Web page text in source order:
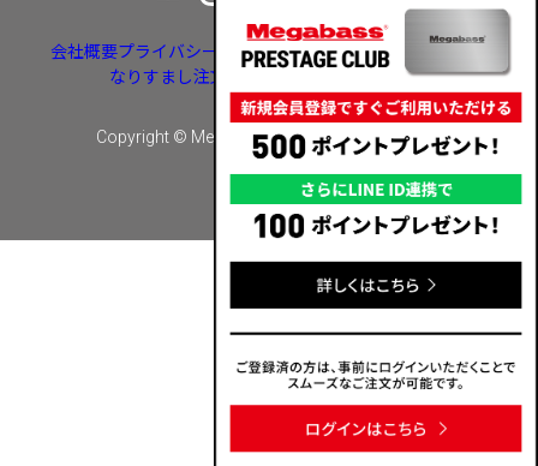
カートに入れる
会社概要プライバシーポリシー特定商取引法に基づく表示
なりすまし注文・いたずら注文等への対応
Copyright © Megabass inc. All rights reserved.